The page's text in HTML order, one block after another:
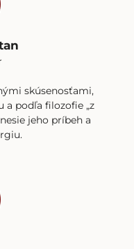
skúsenosťami,
a podľa filozofie „z
jeho príbeh a